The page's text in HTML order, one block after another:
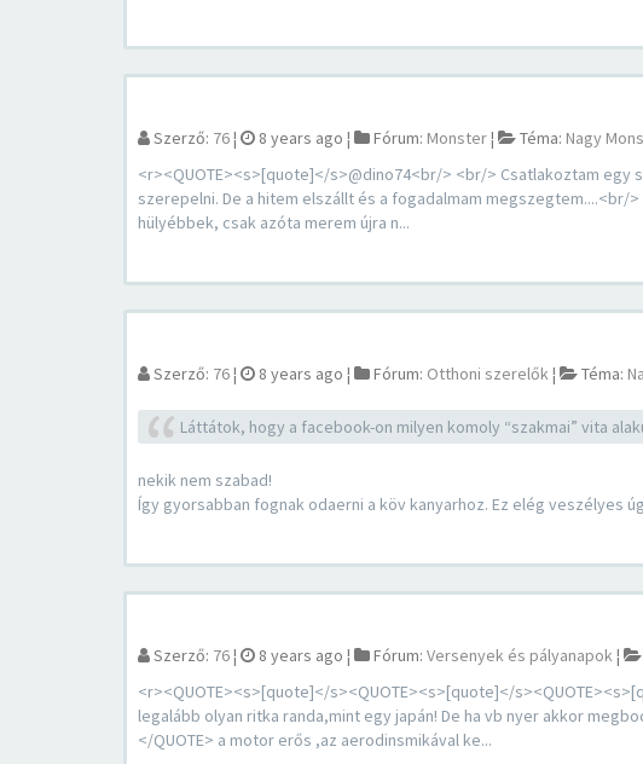
Szerző: 76¦ 8 years ago ¦ Fórum: Monster¦ Téma: Nagy
<r><QUOTE><s>[quote]</s>@dino74<br/> <br/> Csatlakoztam
szerepelni. De a hitem elszállt és a fogadalmam megszegtem....<br/
hülyébbek, csak azóta merem újra n...
Szerző: 76¦ 8 years ago ¦ Fórum: Otthoni szerelők¦ Téma:
Láttátok, hogy a facebook-on milyen komoly “szakmai” vita
nekik nem szabad!
Így gyorsabban fognak odaerni a köv kanyarhoz. Ez elég veszélyes
Szerző: 76¦ 8 years ago ¦ Fórum: Versenyek és pályanapok¦
<r><QUOTE><s>[quote]</s><QUOTE><s>[quote]</
legalább olyan ritka randa,mint egy japán! De ha vb nyer akkor
</QUOTE> a motor erős ,az aerodinsmikával ke...